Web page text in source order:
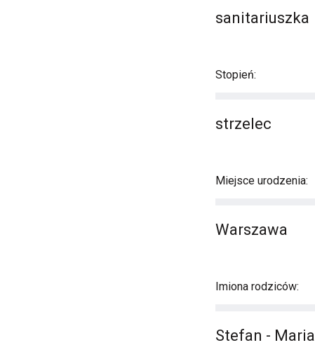
sanitariuszka
Stopień:
strzelec
Miejsce urodzenia:
Warszawa
Imiona rodziców:
Stefan - Maria